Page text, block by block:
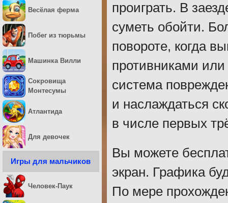
проиграть. В
суметь обойти.
повороте, когда
противниками
система
и наслаждаться
в числе первых
Вы можете
экран. Графика
По мере
Весёлая ферма
Побег из тюрьмы
Машинка Вилли
Сокровища
Монтесумы
Атлантида
Для девочек
Игры для мальчиков
Человек-Паук